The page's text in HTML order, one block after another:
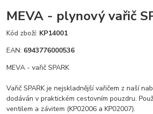
MEVA - plynový vařič
Kód zboží: KP14001
EAN: 6943776000536
MEVA - vařič SPARK
Vařič SPARK je nejskladnější vařičem z naší
dodáván v praktickém cestovním pouzdru.
ventilem a závitem (KP02006 a KP02007).